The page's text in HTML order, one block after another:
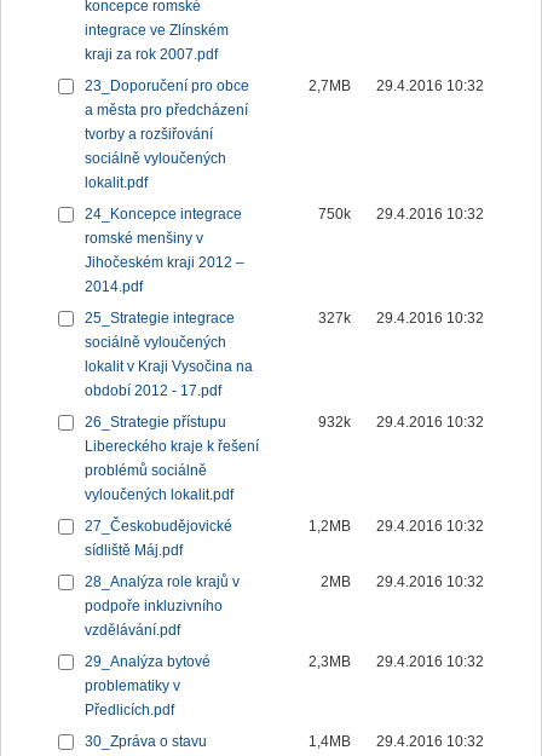
koncepce romské
integrace ve Zlínském
kraji za rok 2007.pdf
23_Doporučení pro obce
a města pro předcházení
tvorby a rozšiřování
sociálně vyloučených
lokalit.pdf
2,7MB 29.4.2016 10:32
24_Koncepce integrace
romské menšiny v
Jihočeském kraji 2012 –
2014.pdf
750k 29.4.2016 10:32
25_Strategie integrace
sociálně vyloučených
lokalit v Kraji Vysočina na
období 2012 - 17.pdf
327k 29.4.2016 10:32
26_Strategie přístupu
Libereckého kraje k řešení
problémů sociálně
vyloučených lokalit.pdf
932k 29.4.2016 10:32
27_Českobudějovické
sídliště Máj.pdf
1,2MB 29.4.2016 10:32
28_Analýza role krajů v
podpoře inkluzivního
vzdělávání.pdf
2MB 29.4.2016 10:32
29_Analýza bytové
problematiky v
Předlicích.pdf
2,3MB 29.4.2016 10:32
30_Zpráva o stavu
1,4MB 29.4.2016 10:32